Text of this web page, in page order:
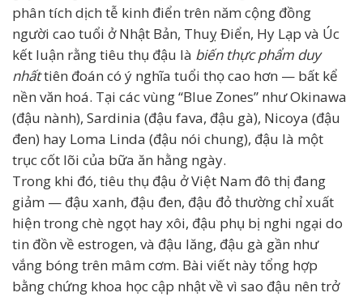
phân tích dịch tễ kinh điển trên năm cộng đồng
người cao tuổi ở Nhật Bản, Thuỵ Điển, Hy Lạp và Úc
kết luận rằng tiêu thụ đậu là biến thực phẩm duy
nhấttiên đoán có ý nghĩa tuổi thọ cao hơn — bất kể
nền văn hoá. Tại các vùng “Blue Zones” như Okinawa
(đậu nành), Sardinia (đậu fava, đậu gà), Nicoya (đậu
đen) hay Loma Linda (đậu nói chung), đậu là một
trục cốt lõi của bữa ăn hằng ngày.
Trong khi đó, tiêu thụ đậu ở Việt Nam đô thị đang
giảm — đậu xanh, đậu đen, đậu đỏ thường chỉ xuất
hiện trong chè ngọt hay xôi, đậu phụ bị nghi ngại do
tin đồn về estrogen, và đậu lăng, đậu gà gần như
vắng bóng trên mâm cơm. Bài viết này tổng hợp
bằng chứng khoa học cập nhật về vì sao đậu nên trở